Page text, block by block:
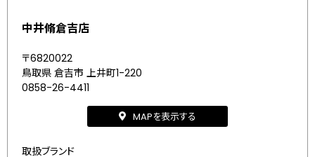
中井脩倉吉店
〒6820022
鳥取県 倉吉市 上井町1-220
0858-26-4411
MAPを表示する
取扱ブランド